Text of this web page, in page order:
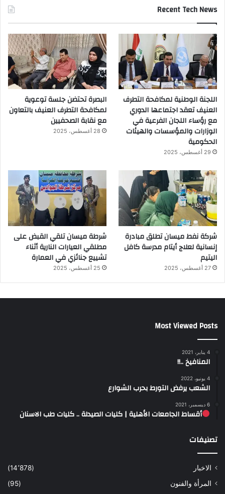
Recent Tech News
اللجنة الوطنية لمكافحة التطرف
العنيف تعقد اجتماعها الدوري
مع رؤساء اللجان الفرعية في
الوزارات والمؤسسات والهيئات
الحكومية
29 أغسطس، 2025
البصرة تحتضن جلسة توعوية
لمكافحة التطرف العنيف بالتعاون
مع نقابة الصحفيين
28 أغسطس، 2025
شركة نفط ميسان تطلق مبادرة
إنسانية لعلاج أيتام مدرسة كافل
اليتيم
27 أغسطس، 2025
شرطة ميسان تلقي القبض على
مطلقي العيارات النارية أثناء
تشييع جنائزي في العمارة
25 أغسطس، 2025
Most Viewed Posts
4 يناير، 2021
المنافيخ ..!!
4 يونيو، 2022
الشعب يرفض التورط بحرب الشوارع
6 ديسمبر، 2021
أقساط الجامعات الأهلية | كليات الصيدلة .. كليات طب الاسنان
تصنيفات
الاخبار
(14٬878)
المرأة والفنون
(95)